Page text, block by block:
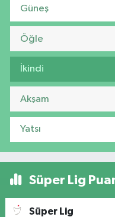
Güneş
Öğle
İkindi
Akşam
Yatsı
Süper Lig
Süper Lig